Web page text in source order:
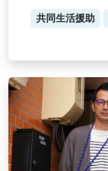
共同生活援助